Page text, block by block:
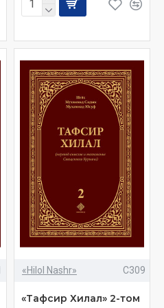
«Hilol Nashr» C309
«Тафсир Хилал» 2-том